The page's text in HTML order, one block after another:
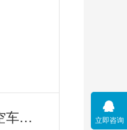
鑫钻小知识 | 进行压力开关设定时应注意哪些问题？如何进行空车重车压力设定？（下） 立即咨询